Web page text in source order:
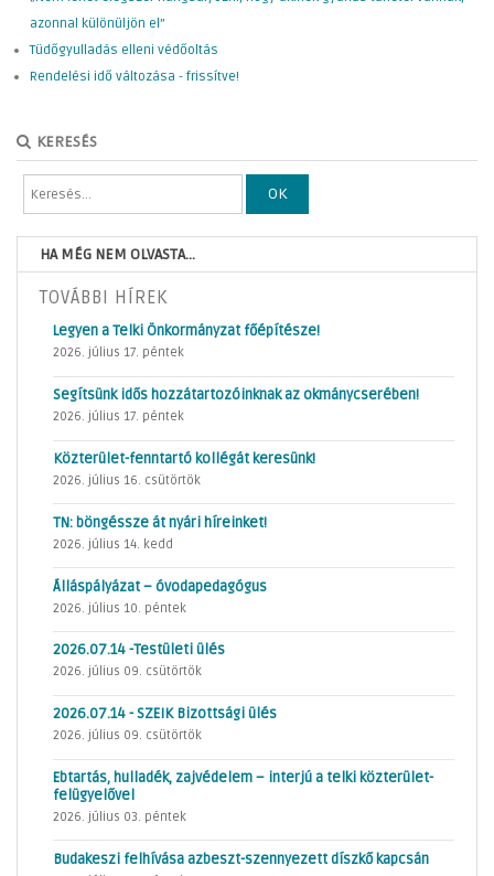
azonnal különüljön el”
Tüdőgyulladás elleni védőoltás
Rendelési idő változása - frissítve!
KERESÉS
OK
HA MÉG NEM OLVASTA...
TOVÁBBI HÍREK
Legyen a Telki Önkormányzat főépítésze!
2026. július 17. péntek
Segítsünk idős hozzátartozóinknak az okmánycserében!
2026. július 17. péntek
Közterület-fenntartó kollégát keresünk!
2026. július 16. csütörtök
TN: böngéssze át nyári híreinket!
2026. július 14. kedd
Álláspályázat – óvodapedagógus
2026. július 10. péntek
2026.07.14 -Testületi ülés
2026. július 09. csütörtök
2026.07.14 - SZEIK Bizottsági ülés
2026. július 09. csütörtök
Ebtartás, hulladék, zajvédelem – interjú a telki közterület-
felügyelővel
2026. július 03. péntek
Budakeszi felhívása azbeszt-szennyezett díszkő kapcsán